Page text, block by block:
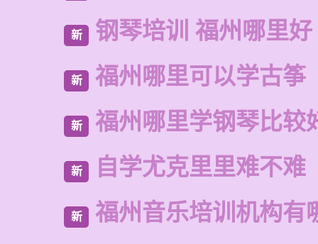
新 钢琴培训 福州哪里好
新 福州哪里可以学古筝
新 福州哪里学钢琴比较
新 自学尤克里里难不难
新 福州音乐培训机构有